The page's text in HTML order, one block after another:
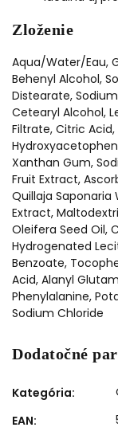
Zloženie
Aqua/Water/Eau,
Behenyl Alcohol,
Distearate,
Cetearyl Alcohol,
Filtrate, Citric
Xanthan Gum,
Fruit Extract,
Quillaja
Extract,
Oleifera Seed Oil,
Hydrogenated
Benzoate,
Acid, Alanyl
Phenylalanine,
Sodium Chloride
Dodatočné
Kategória:
EAN: